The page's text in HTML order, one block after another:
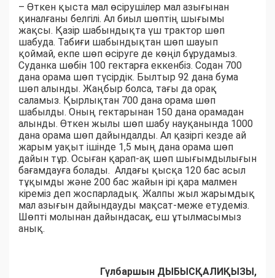
– Өткен қыста мал өсірушілер мал азығынан
қиналғаны белгілі. Ал биыл шөптің шығымы
жақсы. Қазір шабындықта үш трактор шөп
шабуда. Табиғи шабындықтан шөп шауып
қоймай, екпе шөп өсіруге де көңіл бұрудамыз.
Суданка шөбін 100 гектарға еккенбіз. Содан 700
дана орама шөп түсірдік. Былтыр 92 дана бума
шөп алынды. Жаңбыр болса, тағы да орақ
саламыз. Қырлықтан 700 дана орама шөп
шабылды. Оның гектарынан 150 дана орамадан
алынды. Өткен жылы шөп шабу науқанында 1000
дана орама шөп дайындалды. Ал қазіргі кезде ай
жарым уақыт ішінде 1,5 мың дана орама шөп
дайын тұр. Осыған қарап-ақ шөп шығымдылығын
бағамдауға болады. Алдағы қысқа 120 бас асыл
тұқымды және 200 бас жайын ірі қара малмен
кіреміз деп жоспарладық. Жалпы жыл жарымдық
мал азығын дайындауды мақсат-меже етудеміз.
Шөпті молынан дайындасақ, еш ұтылмасымыз
анық.
Гүлбаршын ДЫБЫСҚАЛИҚЫЗЫ,